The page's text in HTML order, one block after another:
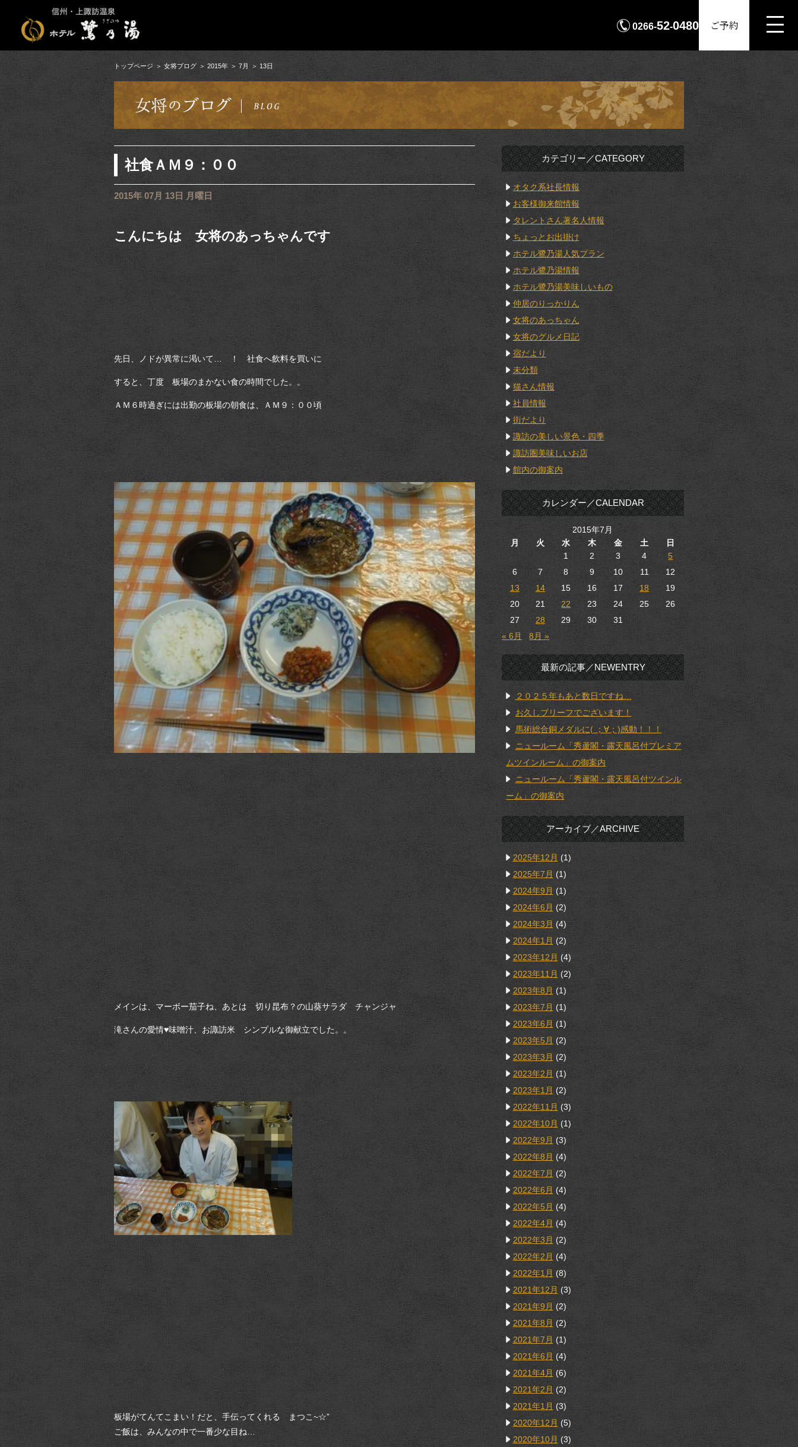
0266-52-0480 ご予約
トップページ 女将ブログ 2015年 7月 13日
社食ＡＭ９：００
2015年 07月 13日 月曜日
こんにちは 女将のあっちゃんです
先日、ノドが異常に渇いて… ！ 社食へ飲料を買いに
すると、丁度 板場のまかない食の時間でした。。
ＡＭ６時過ぎには出勤の板場の朝食は、ＡＭ９：００頃
メインは、マーボー茄子ね、あとは 切り昆布？の山葵サラダ チャンジャ
滝さんの愛情♥味噌汁、お諏訪米 シンプルな御献立でした。。
板場がてんてこまい！だと、手伝ってくれる まつこ~☆”
ご飯は、みんなの中で一番少な目ね…
カテゴリー／CATEGORY
オタク系社長情報
お客様御来館情報
タレントさん著名人情報
ちょっとお出掛け
ホテル鷺乃湯人気プラン
ホテル鷺乃湯情報
ホテル鷺乃湯美味しいもの
仲居のりっかりん
女将のあっちゃん
女将のグルメ日記
宿だより
未分類
猫さん情報
社員情報
街だより
諏訪の美しい景色・四季
諏訪圏美味しいお店
館内の御案内
カレンダー／CALENDAR
2015年7月
月
火 水 木 金 土
日
1
2 3 4
5
6
7 8 9 10 11
12
13
14 15 16 17 18
19
20
21 22 23 24 25
26
27
28 29 30
31
« 6月
8月 »
最新の記事／NEWENTRY
２０２５年もあと数日ですね…
お久しブリーフでございます！
馬術総合銅メダルに( ；∀；)感動！！！
ニュールーム「秀蘆閣・露天風呂付プレミア
ムツインルーム」の御案内
ニュールーム「秀蘆閣・露天風呂付ツインル
ーム」の御案内
アーカイブ／ARCHIVE
2025年12月 (1)
2025年7月 (1)
2024年9月 (1)
2024年6月 (2)
2024年3月 (4)
2024年1月 (2)
2023年12月 (4)
2023年11月 (2)
2023年8月 (1)
2023年7月 (1)
2023年6月 (1)
2023年5月 (2)
2023年3月 (2)
2023年2月 (1)
2023年1月 (2)
2022年11月 (3)
2022年10月(1)
2022年9月 (3)
2022年8月 (4)
2022年7月 (2)
2022年6月 (4)
2022年5月 (4)
2022年4月 (4)
2022年3月 (2)
2022年2月 (4)
2022年1月 (8)
2021年12月 (3)
2021年9月 (2)
2021年8月 (2)
2021年7月 (1)
2021年6月 (4)
2021年4月 (6)
2021年2月 (2)
2021年1月 (3)
2020年12月 (5)
2020年10月 (3)